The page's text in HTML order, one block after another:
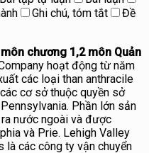
Ghi chú, tóm tắt
Đề
chương 1,2 môn Quản
hoạt động từ năm
các loại than anthracile
cơ sở thuộc quyền sở
Phần lớn sản
nước ngoài và được
và Prie. Lehigh Valley
là các công ty vận chuyển